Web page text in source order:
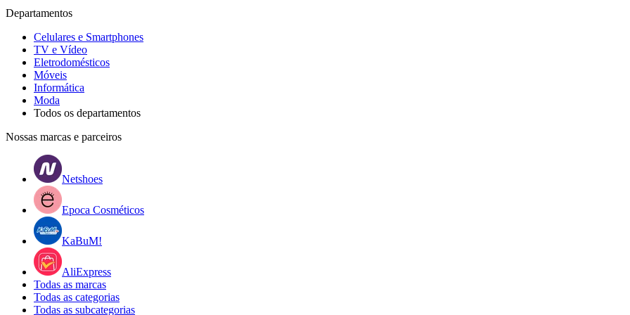
Departamentos
Celulares e Smartphones
TV e Vídeo
Eletrodomésticos
Móveis
Informática
Moda
Todos os departamentos
Nossas marcas e parceiros
Netshoes
Epoca Cosméticos
KaBuM!
AliExpress
Todas as marcas
Todas as categorias
Todas as subcategorias